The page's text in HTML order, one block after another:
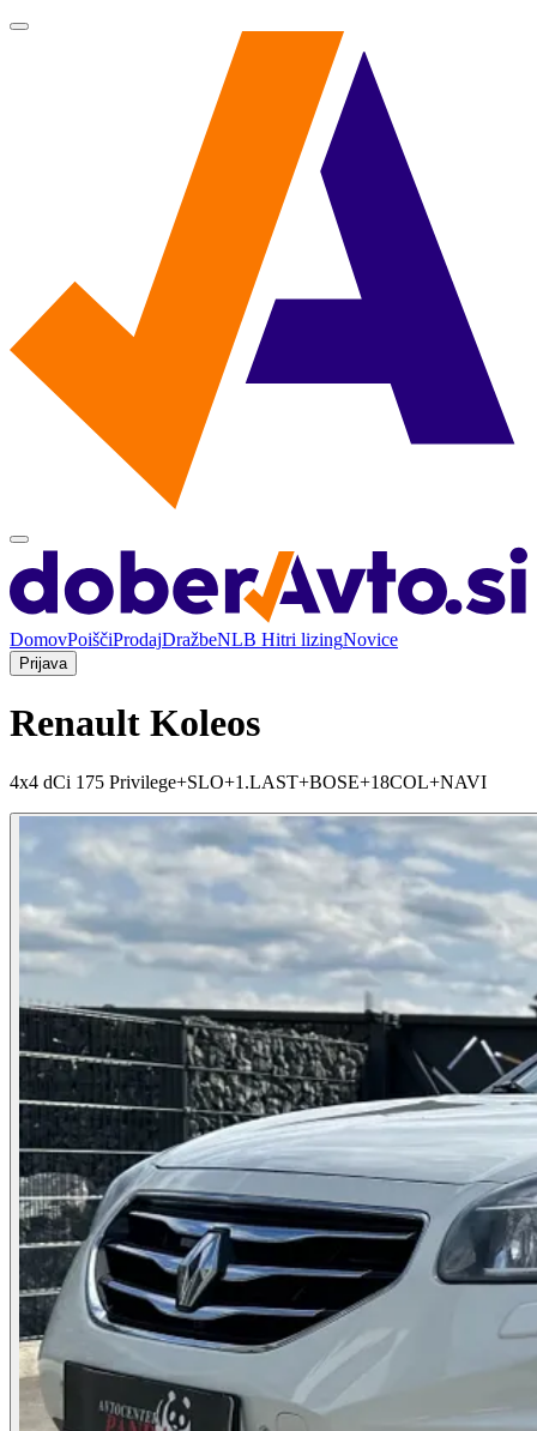
DomovPoiščiProdajDražbeNLB Hitri lizingNovice
Prijava
Renault Koleos
4x4 dCi 175 Privilege+SLO+1.LAST+BOSE+18COL+NAVI